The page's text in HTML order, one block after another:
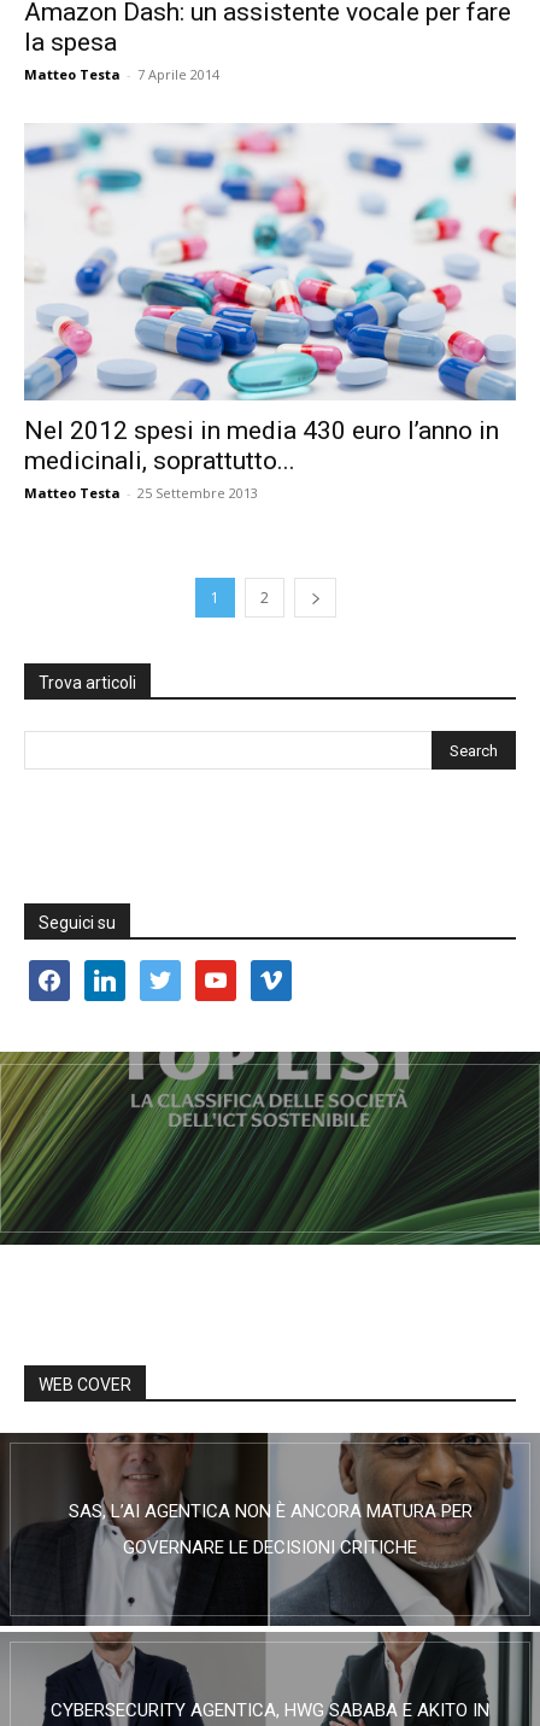
Amazon Dash: un assistente vocale per fare
la spesa
Matteo Testa - 7 Aprile 2014
Nel 2012 spesi in media 430 euro l’anno in
medicinali, soprattutto...
Matteo Testa - 25 Settembre 2013
1 2
Trova articoli
Seguici su
facebooklinkedin twitter youtube vimeo
WEB COVER
SAS, L’AI AGENTICA NON È ANCORA MATURA PER
GOVERNARE LE DECISIONI CRITICHE
CYBERSECURITY AGENTICA, HWG SABABA E AKITO IN